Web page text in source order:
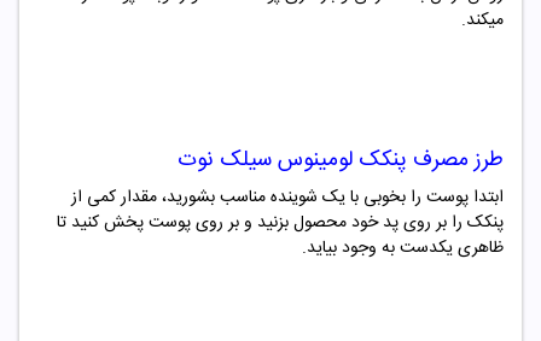
میکند.
طرز مصرف پنکک لومینوس سیلک نوت
ابتدا پوست را بخوبی با یک شوینده مناسب بشورید، مقدار کمی از
پنکک را بر روی پد خود محصول بزنید و بر روی پوست پخش کنید تا
ظاهری یکدست به وجود بیاید.